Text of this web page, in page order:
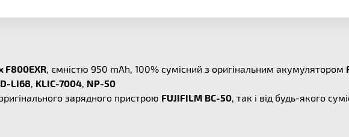
F800EXR, ємністю 950 mAh, 100% сумісний з оригінальним акумулятором
D-LI68, KLIC-7004, NP-50
зарядного пристрою FUJIFILM BC-50, так і від будь-якого